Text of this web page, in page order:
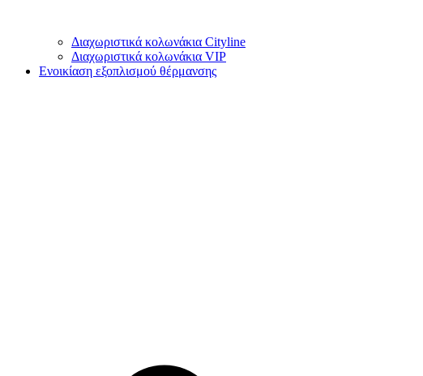
Διαχωριστικά κολωνάκια Cityline
Διαχωριστικά κολωνάκια VIP
Ενοικίαση εξοπλισμού θέρμανσης